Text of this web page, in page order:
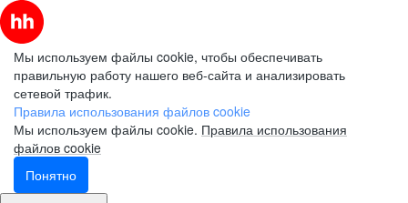
Мы используем файлы cookie, чтобы обеспечивать
правильную работу нашего веб-сайта и анализировать
сетевой трафик.
Правила использования файлов cookie
Мы используем файлы cookie. Правила использования
файлов cookie
Понятно